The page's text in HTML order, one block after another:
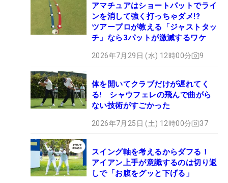
アマチュアはショートパットでライ
ンを消して強く打っちゃダメ!?
ツアープロが教える「ジャストタッ
チ」なら3パットが激減するワケ
2026年7月29日 (水) 12時00分 9
体を開いてクラブだけが遅れてく
る! シャウフェレの飛んで曲がら
ない技術がすごかった
2026年7月25日 (土) 12時00分 37
スイング軸を考えるからダフる！
アイアン上手が意識するのは切り返
しで「お腹をグッと下げる」